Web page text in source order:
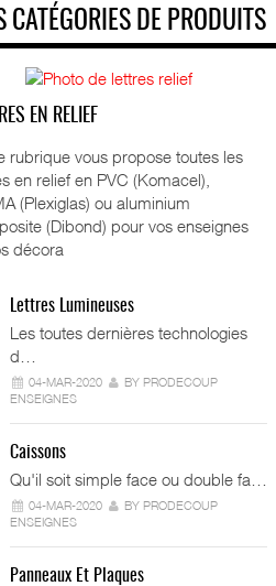
CATÉGORIES DE PRODUITS
EN RELIEF
rubrique vous propose toutes les
en relief en PVC (Komacel),
(Plexiglas) ou aluminium
(Dibond) pour vos enseignes
décora
Lettres Lumineuses
Les toutes dernières technologies
d…
04-MAR-2020
BY PRODECOUP
ENSEIGNES
Caissons
Qu'il soit simple face ou double fa…
04-MAR-2020
BY PRODECOUP
ENSEIGNES
Panneaux Et Plaques